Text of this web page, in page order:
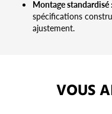
Montage standardisé :
spécifications
ajustement.
VOUS